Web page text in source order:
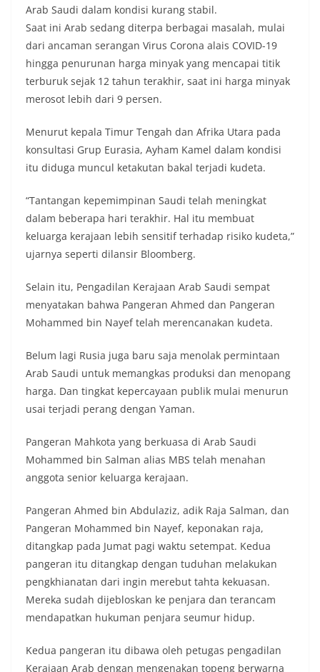
Arab Saudi dalam kondisi kurang stabil.
Saat ini Arab sedang diterpa berbagai masalah, mulai
dari ancaman serangan Virus Corona alais COVID-19
hingga penurunan harga minyak yang mencapai titik
terburuk sejak 12 tahun terakhir, saat ini harga minyak
merosot lebih dari 9 persen.
Menurut kepala Timur Tengah dan Afrika Utara pada
konsultasi Grup Eurasia, Ayham Kamel dalam kondisi
itu diduga muncul ketakutan bakal terjadi kudeta.
“Tantangan kepemimpinan Saudi telah meningkat
dalam beberapa hari terakhir. Hal itu membuat
keluarga kerajaan lebih sensitif terhadap risiko kudeta,”
ujarnya seperti dilansir Bloomberg.
Selain itu, Pengadilan Kerajaan Arab Saudi sempat
menyatakan bahwa Pangeran Ahmed dan Pangeran
Mohammed bin Nayef telah merencanakan kudeta.
Belum lagi Rusia juga baru saja menolak permintaan
Arab Saudi untuk memangkas produksi dan menopang
harga. Dan tingkat kepercayaan publik mulai menurun
usai terjadi perang dengan Yaman.
Pangeran Mahkota yang berkuasa di Arab Saudi
Mohammed bin Salman alias MBS telah menahan
anggota senior keluarga kerajaan.
Pangeran Ahmed bin Abdulaziz, adik Raja Salman, dan
Pangeran Mohammed bin Nayef, keponakan raja,
ditangkap pada Jumat pagi waktu setempat. Kedua
pangeran itu ditangkap dengan tuduhan melakukan
pengkhianatan dari ingin merebut tahta kekuasan.
Mereka sudah dijebloskan ke penjara dan terancam
mendapatkan hukuman penjara seumur hidup.
Kedua pangeran itu dibawa oleh petugas pengadilan
Kerajaan Arab dengan mengenakan topeng berwarna